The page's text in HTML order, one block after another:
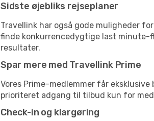
Sidste øjebliks rejseplaner
Travellink har også gode muligheder
finde konkurrencedygtige last minute-
resultater.
Spar mere med Travellink Prime
Vores Prime-medlemmer får
prioriteret adgang til tilbud kun for
Check-in og klargøring